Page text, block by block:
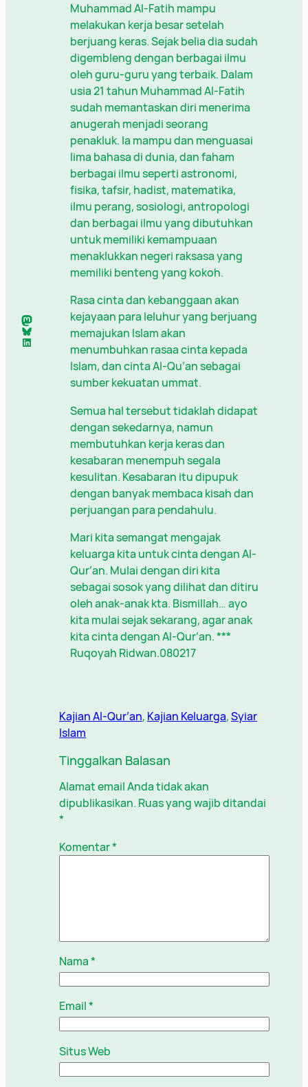
Mastodon
Bluesky
LinkedIn
Muhammad Al-Fatih mampu
melakukan kerja besar setelah
berjuang keras. Sejak belia dia sudah
digembleng dengan berbagai ilmu
oleh guru-guru yang terbaik. Dalam
usia 21 tahun Muhammad Al-Fatih
sudah memantaskan diri menerima
anugerah menjadi seorang
penakluk. Ia mampu dan menguasai
lima bahasa di dunia, dan faham
berbagai ilmu seperti astronomi,
fisika, tafsir, hadist, matematika,
ilmu perang, sosiologi, antropologi
dan berbagai ilmu yang dibutuhkan
untuk memiliki kemampuaan
menaklukkan negeri raksasa yang
memiliki benteng yang kokoh.
Rasa cinta dan kebanggaan akan
kejayaan para leluhur yang berjuang
memajukan Islam akan
menumbuhkan rasaa cinta kepada
Islam, dan cinta Al-Qu’an sebagai
sumber kekuatan ummat.
Semua hal tersebut tidaklah didapat
dengan sekedarnya, namun
membutuhkan kerja keras dan
kesabaran menempuh segala
kesulitan. Kesabaran itu dipupuk
dengan banyak membaca kisah dan
perjuangan para pendahulu.
Mari kita semangat mengajak
keluarga kita untuk cinta dengan Al-
Qur’an. Mulai dengan diri kita
sebagai sosok yang dilihat dan ditiru
oleh anak-anak kta. Bismillah… ayo
kita mulai sejak sekarang, agar anak
kita cinta dengan Al-Qur’an. ***
Ruqoyah Ridwan.080217
Kajian Al-Qur’an, Kajian Keluarga, Syiar
Islam
Tinggalkan Balasan
Alamat email Anda tidak akan
dipublikasikan. Ruas yang wajib ditandai
*
Komentar*
Nama*
Email*
Situs Web